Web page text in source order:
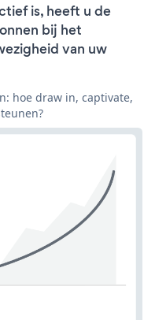
is, heeft u de
bij het
van uw
hoe draw in, captivate,